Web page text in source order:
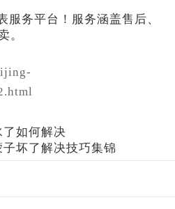
如何解决
坏了解决技巧集锦